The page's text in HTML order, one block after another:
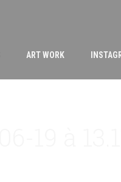
ART WORK